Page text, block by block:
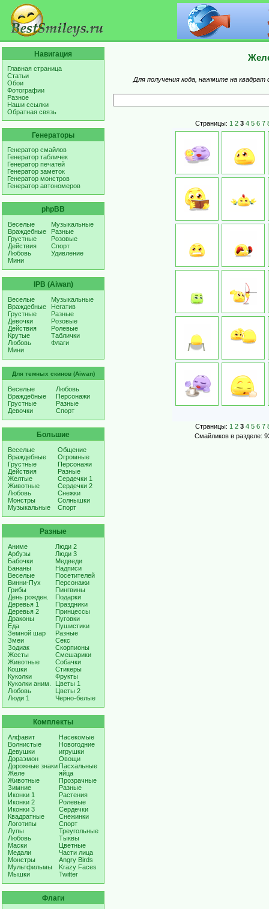
Навигация
Главная страница
Статьи
Обои
Фотографии
Разное
Наши ссылки
Обратная связь
Генераторы
Генератор смайлов
Генератор табличек
Генератор печатей
Генератор заметок
Генератор монстров
Генератор автономеров
phpBB
Веселые
Враждебные
Грустные
Действия
Любовь
Мини
Музыкальные
Разные
Розовые
Спорт
Удивление
IPB (Aiwan)
Веселые
Враждебные
Грустные
Девочки
Действия
Крутые
Любовь
Мини
Музыкальные
Негатив
Разные
Розовые
Ролевые
Таблички
Флаги
Для темных скинов (Aiwan)
Веселые
Враждебные
Грустные
Девочки
Любовь
Персонажи
Разные
Спорт
Большие
Веселые
Враждебные
Грустные
Действия
Желтые
Животные
Любовь
Монстры
Музыкальные
Общение
Огромные
Персонажи
Разные
Сердечки 1
Сердечки 2
Снежки
Солнышки
Спорт
Разные
Аниме
Арбузы
Бабочки
Бананы
Веселые
Винни-Пух
Грибы
День рожден.
Деревья 1
Деревья 2
Драконы
Еда
Земной шар
Змеи
Зодиак
Жесты
Животные
Кошки
Куколки
Куколки аним.
Любовь
Люди 1
Люди 2
Люди 3
Медведи
Надписи
Посетителей
Персонажи
Пингвины
Подарки
Праздники
Принцессы
Пуговки
Пушистики
Разные
Секс
Скорпионы
Смешарики
Собачки
Стикеры
Фрукты
Цветы 1
Цветы 2
Черно-белые
Комплекты
Алфавит
Волнистые
Девушки
Дораэмон
Дорожные знаки
Желе
Животные
Зимние
Иконки 1
Иконки 2
Иконки 3
Квадратные
Логотипы
Лупы
Любовь
Маски
Медали
Монстры
Мультфильмы
Мышки
Насекомые
Новогодние
игрушки
Овощи
Пасхальные
яйца
Прозрачные
Разные
Растения
Ролевые
Сердечки
Снежинки
Спорт
Треугольные
Тыквы
Цветные
Части лица
Angry Birds
Krazy Faces
Twitter
Флаги
Для получения кода, нажмите на
Страницы: 1 2 3 4 5 6 7
Страницы: 1 2 3 4 5 6 7
Смайликов в разделе: